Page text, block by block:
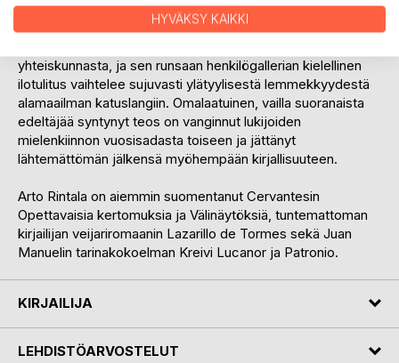
kuin katutyttöjen tölleissäkin ja sinetöi monet kohtalot.
Ihmiselämän huvittavia ja synkeimpiä puolia kuvaava
yhteiskunnasta, ja sen runsaan henkilögallerian kielellinen
ilotulitus vaihtelee sujuvasti ylätyylisestä lemmekkyydestä
alamaailman katuslangiin. Omalaatuinen, vailla suoranaista
edeltäjää syntynyt teos on vanginnut lukijoiden
mielenkiinnon vuosisadasta toiseen ja jättänyt
lähtemättömän jälkensä myöhempään kirjallisuuteen.
Arto Rintala on aiemmin suomentanut Cervantesin
Opettavaisia kertomuksia ja Välinäytöksiä, tuntemattoman
kirjailijan veijariromaanin Lazarillo de Tormes sekä Juan
Manuelin tarinakokoelman Kreivi Lucanor ja Patronio.
KIRJAILIJA
LEHDISTÖARVOSTELUT
HYVÄKSY KAIKKI